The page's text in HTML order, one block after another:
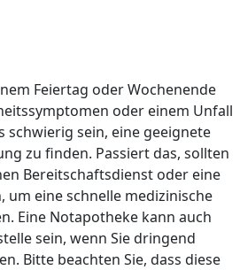
Feiertag oder Wochenende
oder einem Unfall
schwierig sein, eine geeignete
zu finden. Passiert das, sollten
Bereitschaftsdienst oder eine
um eine schnelle medizinische
Eine Notapotheke kann auch
sein, wenn Sie dringend
Bitte beachten Sie, dass diese